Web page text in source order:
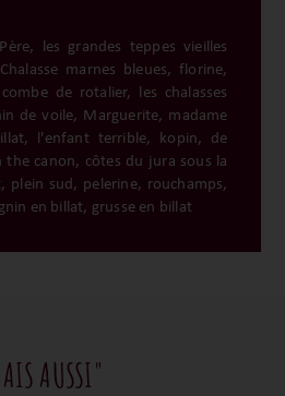
les grandes teppes vieilles
marnes bleues, florine,
de rotalier, les chalasses
de voile, Marguerite, madame
l'enfant terrible, kopin, de
canon, côtes du jura sous la
plein sud, pelerine, rouchamps,
en billat, grusse en billat
AUSSI"